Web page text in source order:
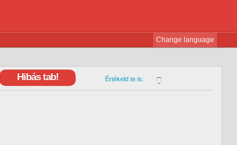
Change language
Hibás tab! Értékeld te is: 0